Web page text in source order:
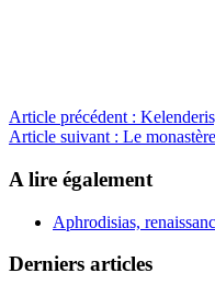
Article précédent :
Article suivant : Le
A lire également
Aphrodisias,
Derniers articles